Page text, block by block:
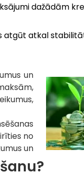
dažādām
atgūt atkal
un
no
un